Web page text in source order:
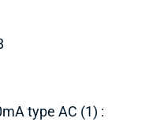
type AC (1) :